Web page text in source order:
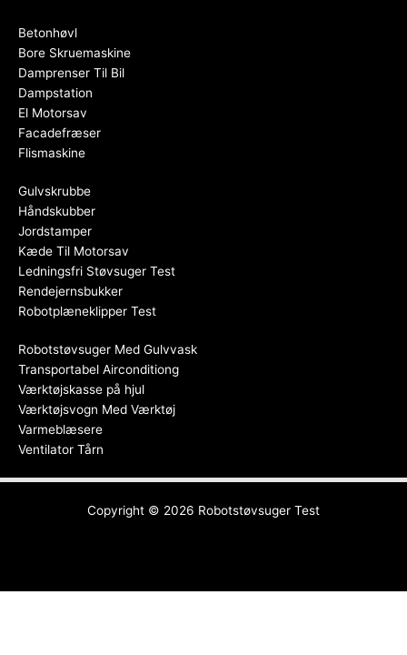
Betonhøvl
Bore Skruemaskine
Damprenser Til Bil
Dampstation
El Motorsav
Facadefræser
Flismaskine
Gulvskrubbe
Håndskubber
Jordstamper
Kæde Til Motorsav
Ledningsfri Støvsuger Test
Rendejernsbukker
Robotplæneklipper Test
Robotstøvsuger Med Gulvvask
Transportabel Airconditiong
Værktøjskasse på hjul
Værktøjsvogn Med Værktøj
Varmeblæsere
Ventilator Tårn
Copyright © 2026 Robotstøvsuger Test